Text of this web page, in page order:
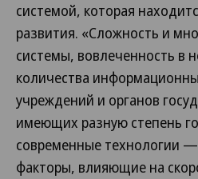
системой, которая
развития. «Сложность и
системы, вовлеченность в
количества
учреждений и органов
имеющих разную степень
современные технологии
факторы, влияющие на